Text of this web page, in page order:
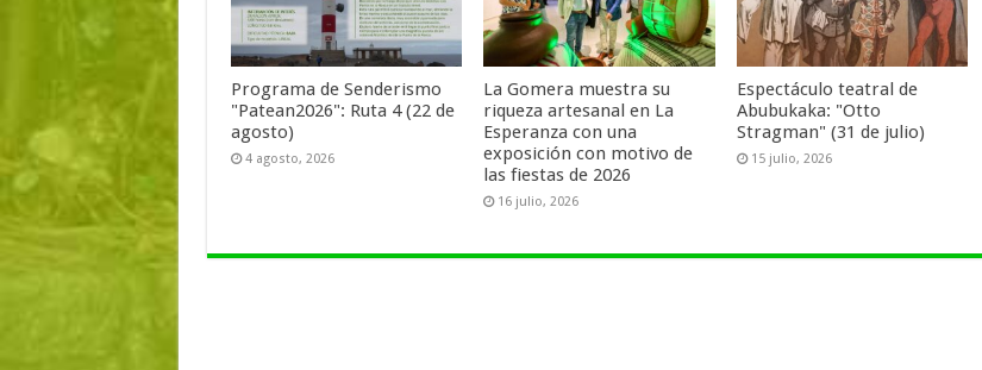
Programa de Senderismo
"Patean2026": Ruta 4 (22 de
agosto)
4 agosto, 2026
La Gomera muestra su
riqueza artesanal en La
Esperanza con una
exposición con motivo de
las fiestas de 2026
16 julio, 2026
Espectáculo teatral de
Abubukaka: "Otto
Stragman" (31 de julio)
15 julio, 2026